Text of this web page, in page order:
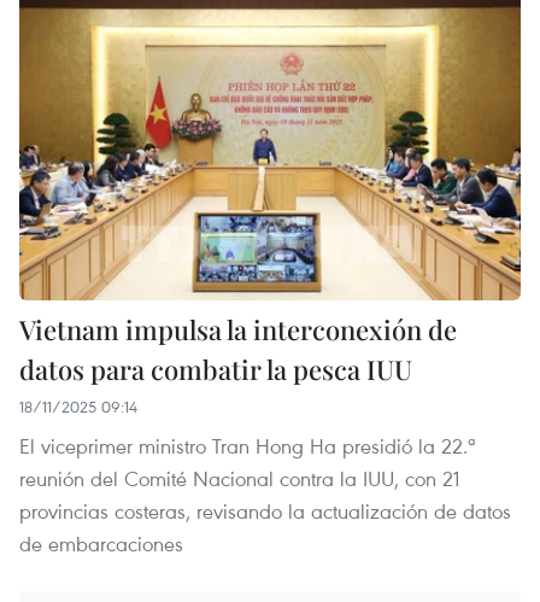
Vietnam impulsa la interconexión de
datos para combatir la pesca IUU
18/11/2025 09:14
El viceprimer ministro Tran Hong Ha presidió la 22.ª
reunión del Comité Nacional contra la IUU, con 21
provincias costeras, revisando la actualización de datos
de embarcaciones